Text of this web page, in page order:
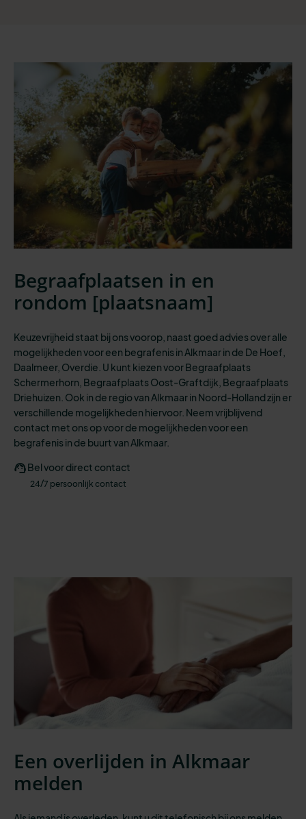
Begraafplaatsen in en
rondom [plaatsnaam]
Keuzevrijheid staat bij ons voorop, naast goed advies over alle
mogelijkhedenvoor een begrafenisin Alkmaar in de De Hoef,
Daalmeer, Overdie. U kunt kiezen voorBegraafplaats
Schermerhorn, Begraafplaats Oost-Graftdijk, Begraafplaats
Driehuizen. Ook in de regio van Alkmaar in Noord-Holland zijn er
verschillende mogelijkheden hiervoor. Neem vrijblijvend
contact met ons op voor de mogelijkheden voor een
begrafenis in de buurt van Alkmaar.
Bel voor direct contact
24/7 persoonlijk contact
Een overlijden in Alkmaar
melden